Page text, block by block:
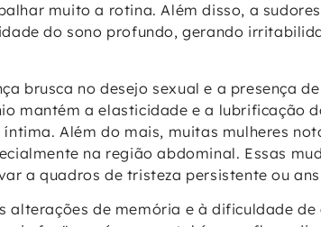
muito a rotina. Além disso, a
do sono profundo, gerando
brusca no desejo sexual e a presença
mantém a elasticidade e a lubrificação
Além do mais, muitas mulheres
na região abdominal. Essas
a quadros de tristeza persistente ou
de memória e à dificuldade de